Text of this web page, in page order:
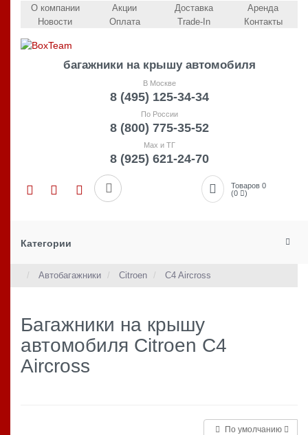
О компании
Новости
Акции
Оплата
Доставка
Trade-In
Аренда
Контакты
багажники на крышу автомобиля
В Москве
8 (495) 125-34-34
По России
8 (800) 775-35-52
Max и ТГ
8 (925) 621-24-70
Товаров 0
(0
)
Категории
Автобагажники Citroen C4 Aircross
Багажники на крышу
автомобиля Citroen C4
Aircross
По умолчанию